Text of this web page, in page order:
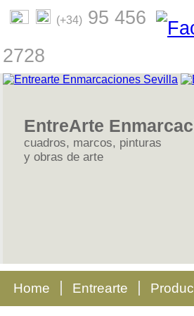
(+34) 95 456
2728
EntreArte
cuadros, marcos, pinturas
y obras de arte
Home Entrearte